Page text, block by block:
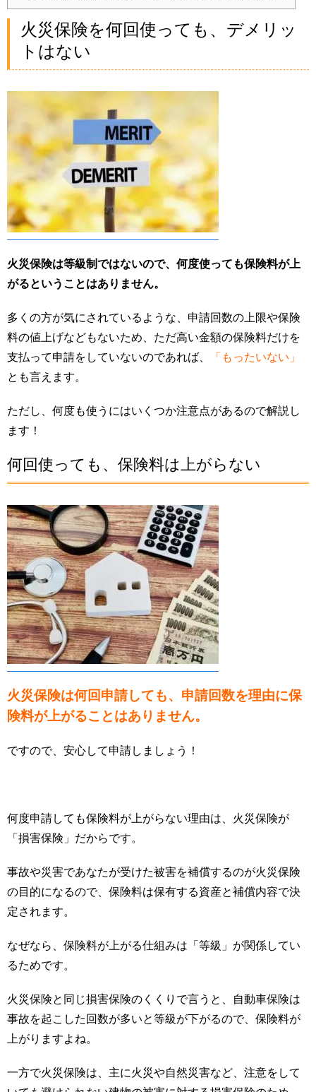
火災保険を何回使っても、デメリッ
トはない
火災保険は等級制ではないので、何度使っても保険料が上
がるということはありません。
多くの方が気にされているような、申請回数の上限や保険
料の値上げなどもないため、ただ高い金額の保険料だけを
支払って申請をしていないのであれば、
「もったいない」
とも言えます。
ただし、何度も使うにはいくつか注意点があるので解説し
ます！
何回使っても、保険料は上がらない
火災保険は何回申請しても、申請回数を理由に保
険料が上がることはありません。
ですので、安心して申請しましょう！
何度申請しても保険料が上がらない理由は、火災保険が
「損害保険」だからです。
事故や災害であなたが受けた被害を補償するのが火災保険
の目的になるので、保険料は保有する資産と補償内容で決
定されます。
なぜなら、保険料が上がる仕組みは「等級」が関係してい
るためです。
火災保険と同じ損害保険のくくりで言うと、自動車保険は
事故を起こした回数が多いと等級が下がるので、保険料が
上がりますよね。
一方で火災保険は、主に火災や自然災害など、注意をして